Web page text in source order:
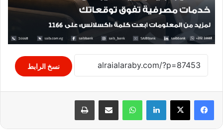
نسخ الرابط
لينكدإن واتساب مشاركة عبر البريد طباعة